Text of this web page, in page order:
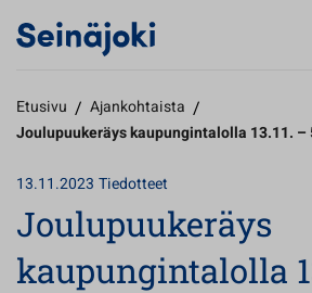
Etusivu / Ajankohtaista /
Joulupuukeräys kaupungintalolla 13.11. –
13.11.2023 Tiedotteet
Joulupuukeräys
kaupungintalolla